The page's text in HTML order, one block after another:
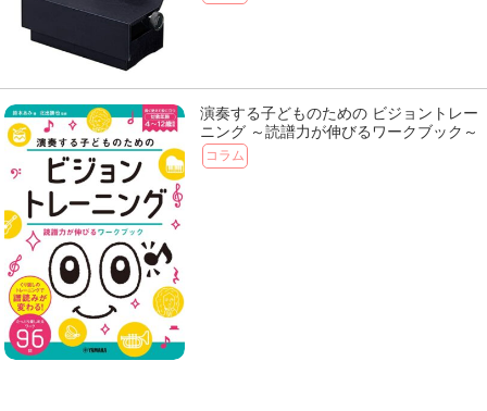
演奏する子どものための ビジョントレー
ニング ～読譜力が伸びるワークブック～
コラム